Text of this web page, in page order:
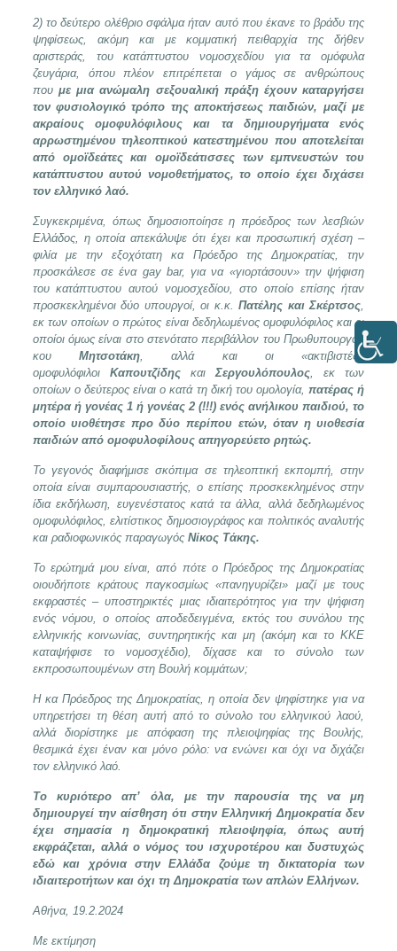
2) το δεύτερο ολέθριο σφάλμα ήταν αυτό που έκανε το βράδυ της
ψηφίσεως, ακόμη και με κομματική πειθαρχία της δήθεν
αριστεράς, του κατάπτυστου νομοσχεδίου για τα ομόφυλα
ζευγάρια, όπου πλέον επιτρέπεται ο γάμος σε ανθρώπους
πουμε μια ανώμαλη σεξουαλική πράξη έχουν καταργήσει
τον φυσιολογικό τρόπο της αποκτήσεως παιδιών, μαζί με
ακραίους ομοφυλόφιλους και τα δημιουργήματα ενός
αρρωστημένου τηλεοπτικού κατεστημένου που αποτελείται
από ομοϊδεάτες και ομοϊδεάτισσες των εμπνευστών του
κατάπτυστου αυτού νομοθετήματος, το οποίο έχει διχάσει
τον ελληνικό λαό.
Συγκεκριμένα, όπως δημοσιοποίησε η πρόεδρος των λεσβιών
Ελλάδος, η οποία απεκάλυψε ότι έχει και προσωπική σχέση –
φιλία με την εξοχότατη κα Πρόεδρο της Δημοκρατίας, την
προσκάλεσε σε ένα gay bar, για να «γιορτάσουν» την ψήφιση
του κατάπτυστου αυτού νομοσχεδίου, στο οποίο επίσης ήταν
προσκεκλημένοι δύο υπουργοί, οι κ.κ.Πατέλης και Σκέρτσος
εκ των οποίων ο πρώτος είναι δεδηλωμένος ομοφυλόφιλος και οι
οποίοι όμως είναι στο στενότατο περιβάλλον του Πρωθυπουργού
κουΜητσοτάκη , αλλά και οι «ακτιβιστές»
ομοφυλόφιλοι ΚαπουτζίδηςκαιΣεργουλόπουλος , εκ των
οποίων ο δεύτερος είναι ο κατά τη δική του ομολογία, πατέρας ή
μητέρα ή γονέας 1 ή γονέας 2 (!!!) ενός ανήλικου παιδιού, το
οποίο υιοθέτησε προ δύο περίπου ετών, όταν η υιοθεσία
παιδιών από ομοφυλοφίλους απηγορεύετο ρητώς.
Το γεγονός διαφήμισε σκόπιμα σε τηλεοπτική εκπομπή, στην
οποία είναι συμπαρουσιαστής, ο επίσης προσκεκλημένος στην
ίδια εκδήλωση, ευγενέστατος κατά τα άλλα, αλλά δεδηλωμένος
ομοφυλόφιλος, ελιτίστικος δημοσιογράφος και πολιτικός αναλυτής
και ραδιοφωνικός παραγωγός Νίκος Τάκης.
Το ερώτημά μου είναι, από πότε ο Πρόεδρος της Δημοκρατίας
οιουδήποτε κράτους παγκοσμίως «πανηγυρίζει» μαζί με τους
εκφραστές – υποστηρικτές μιας ιδιαιτερότητος για την ψήφιση
ενός νόμου, ο οποίος αποδεδειγμένα, εκτός του συνόλου της
ελληνικής κοινωνίας, συντηρητικής και μη (ακόμη και το ΚΚΕ
καταψήφισε το νομοσχέδιο), δίχασε και το σύνολο των
εκπροσωπουμένων στη Βουλή κομμάτων;
Η κα Πρόεδρος της Δημοκρατίας, η οποία δεν ψηφίστηκε για να
υπηρετήσει τη θέση αυτή από το σύνολο του ελληνικού λαού,
αλλά διορίστηκε με απόφαση της πλειοψηφίας της Βουλής,
θεσμικά έχει έναν και μόνο ρόλο: να ενώνει και όχι να διχάζει
τον ελληνικό λαό.
Το κυριότερο απ’ όλα, με την παρουσία της να μη
δημιουργεί την αίσθηση ότι στην Ελληνική Δημοκρατία δεν
έχει σημασία η δημοκρατική πλειοψηφία, όπως αυτή
εκφράζεται, αλλά ο νόμος του ισχυροτέρου και δυστυχώς
εδώ και χρόνια στην Ελλάδα ζούμε τη δικτατορία των
ιδιαιτεροτήτων και όχι τη Δημοκρατία των απλών Ελλήνων.
Αθήνα, 19.2.2024
Με εκτίμηση